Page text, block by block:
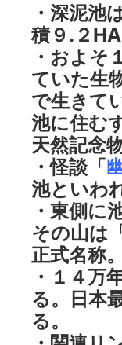
・深泥池
積９.２HA
・およそ
ていた生
で生きて
池に住む
天然記念
・怪談「
池といわ
・東側に
その山は
正式名称。
・１４万
る。日本
る。